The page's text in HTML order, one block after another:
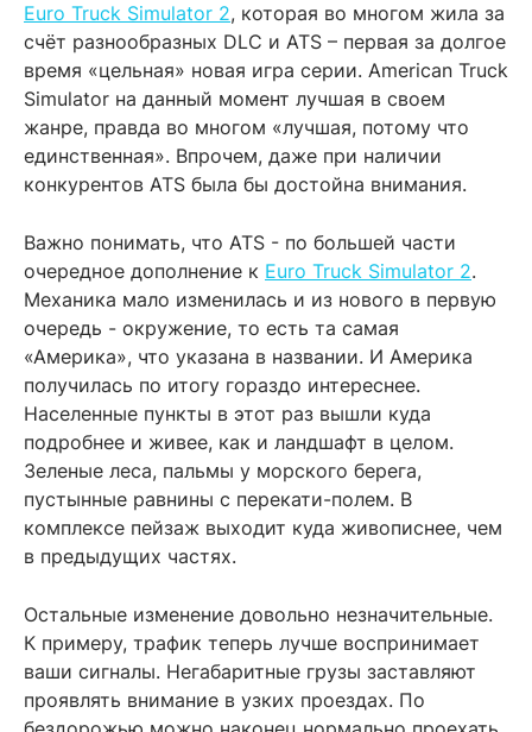
Euro Truck Simulator 2, которая во многом жила за
счёт разнообразных DLC и ATS – первая за долгое
время «цельная» новая игра серии. American Truck
Simulator на данный момент лучшая в своем
жанре, правда во многом «лучшая, потому что
единственная». Впрочем, даже при наличии
конкурентов ATS была бы достойна внимания.
Важно понимать, что ATS - по большей части
очередное дополнение к Euro Truck Simulator 2.
Механика мало изменилась и из нового в первую
очередь - окружение, то есть та самая
«Америка», что указана в названии. И Америка
получилась по итогу гораздо интереснее.
Населенные пункты в этот раз вышли куда
подробнее и живее, как и ландшафт в целом.
Зеленые леса, пальмы у морского берега,
пустынные равнины с перекати-полем. В
комплексе пейзаж выходит куда живописнее, чем
в предыдущих частях.
Остальные изменение довольно незначительные.
К примеру, трафик теперь лучше воспринимает
ваши сигналы. Негабаритные грузы заставляют
проявлять внимание в узких проездах. По